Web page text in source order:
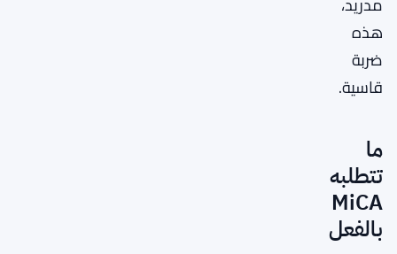
هذه
ضربة
قاسية.
ما
تتطلبه
MiCA
بالفعل